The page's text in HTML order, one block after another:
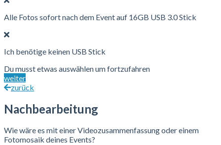
Alle Fotos sofort nach dem Event auf 16GB USB 3.0 Stick
Ich benötige keinen USB Stick
Du musst etwas auswählen um fortzufahren
weiter
zurück
Nachbearbeitung
Wie wäre es mit einer Videozusammenfassung oder einem
Fotomosaik deines Events?